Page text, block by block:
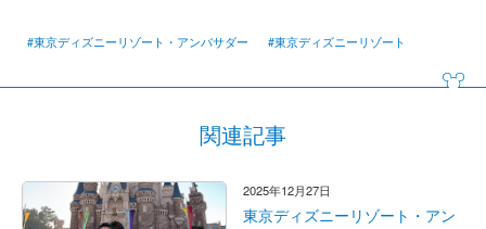
#東京ディズニーリゾート・アンバサダー #東京ディズニーリゾート
関連記事
2025年12月27日
東京ディズニーリゾート・アン